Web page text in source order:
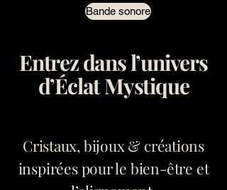
Éclat
Bande sonore
Entrez dans l’univers
d’Éclat Mystique
Cristaux, bijoux & créations
inspirées pour le bien-être et